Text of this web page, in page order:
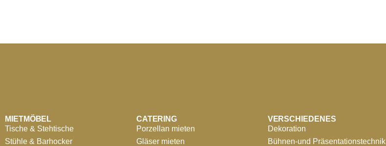
MIETMÖBEL
Tische & Stehtische
Stühle & Barhocker
CATERING
Porzellan mieten
Gläser mieten
VERSCHIEDENES
Dekoration
Bühnen-und Präsentationstechnik